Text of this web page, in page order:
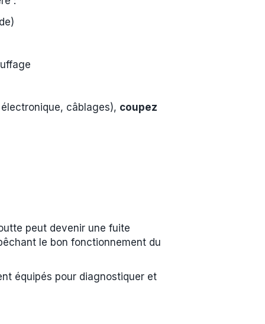
câblages), coupez
peut devenir une fuite
le bon fonctionnement du
équipés pour diagnostiquer et